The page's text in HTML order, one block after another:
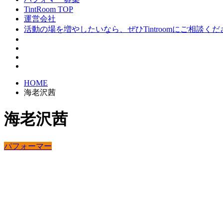
TintRoom TOP
運営会社
活動の場を増やしたいなら、ぜひTintroomにご相談くだ
HOME
海老沢茜
海老沢茜
パフォーマー